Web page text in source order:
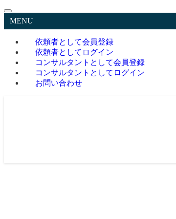
MENU
依頼者として会員登録
依頼者としてログイン
コンサルタントとして会員登録
コンサルタントとしてログイン
お問い合わせ